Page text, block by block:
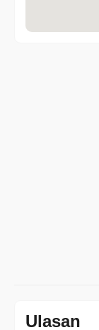
Ulasan